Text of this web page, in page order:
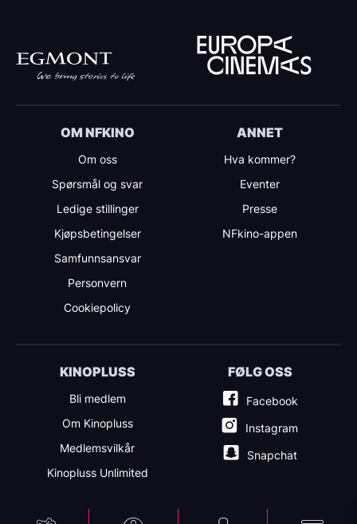
OM NFKINO
Om oss
Spørsmål og svar
Ledige stillinger
Kjøpsbetingelser
Samfunnsansvar
Personvern
Cookiepolicy
ANNET
Hva kommer?
Eventer
Presse
NFkino-appen
KINOPLUSS
Bli medlem
Om Kinopluss
Medlemsvilkår
Kinopluss Unlimited
FØLG OSS
Facebook
Instagram
Snapchat